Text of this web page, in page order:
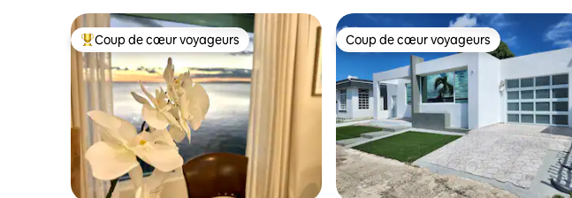
Coup de cœur voyageurs parmi les plus aimés
Coup de cœur voyageurs Coup de cœur voyageurs
Coup de cœur voyageurs